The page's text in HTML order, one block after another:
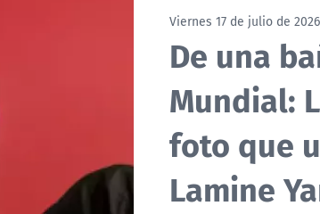
Viernes 17 de julio de 2026
De una
Mundial:
foto que
Lamine